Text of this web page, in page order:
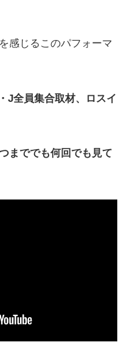
感じるこのパフォーマ
J全員集合取材、ロスイ
まででも何回でも見て